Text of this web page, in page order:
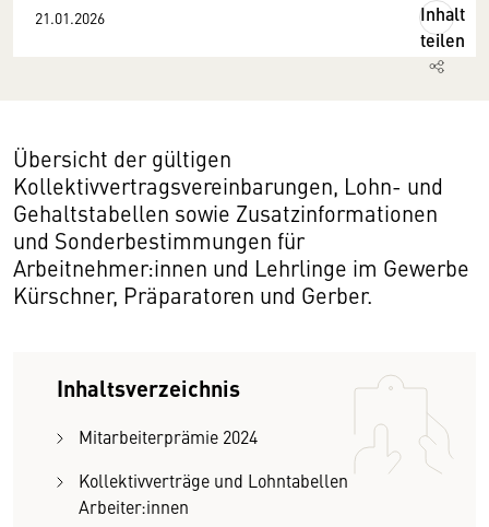
21.01.2026
Inhalt
teilen
Übersicht der gültigen
Kollektivvertragsvereinbarungen, Lohn- und
Gehaltstabellen sowie Zusatzinformationen
und Sonderbestimmungen für
Arbeitnehmer:innen und Lehrlinge im Gewerbe
Kürschner, Präparatoren und Gerber.
Inhaltsverzeichnis
Mitarbeiterprämie 2024
Kollektivverträge und Lohntabellen
Arbeiter:innen